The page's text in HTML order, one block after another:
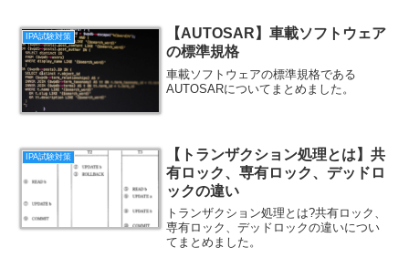
IPA試験対策
【AUTOSAR】車載ソフトウェア
の標準規格
車載ソフトウェアの標準規格である
AUTOSARについてまとめました。
IPA試験対策
【トランザクション処理とは】共
有ロック、専有ロック、デッドロ
ックの違い
トランザクション処理とは?共有ロック、
専有ロック、デッドロックの違いについ
てまとめました。